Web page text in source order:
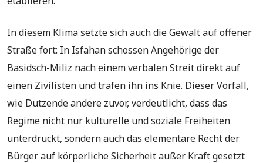
In diesem Klima setzte sich auch die Gewalt auf offener
Straße fort: In Isfahan schossen Angehörige der
Basidsch-Miliz nach einem verbalen Streit direkt auf
einen Zivilisten und trafen ihn ins Knie. Dieser Vorfall,
wie Dutzende andere zuvor, verdeutlicht, dass das
Regime nicht nur kulturelle und soziale Freiheiten
unterdrückt, sondern auch das elementare Recht der
Bürger auf körperliche Sicherheit außer Kraft gesetzt